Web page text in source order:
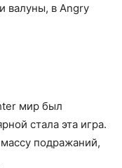
валуны, в Angry
мир был
стала эта игра.
подражаний,